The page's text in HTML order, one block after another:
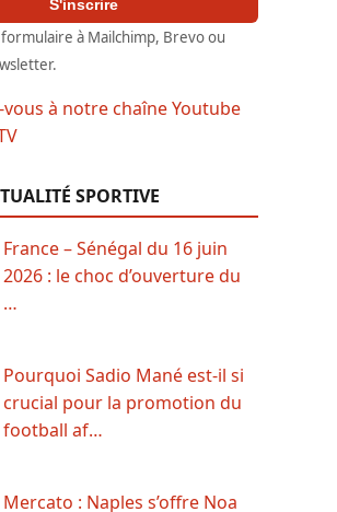
S'inscrire
à Mailchimp, Brevo ou
SPORTIVE
France – Sénégal du 16 juin
2026 : le choc d’ouverture du
…
Pourquoi Sadio Mané est-il si
crucial pour la promotion du
football af…
Mercato : Naples s’offre Noa